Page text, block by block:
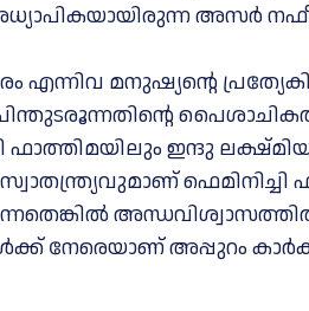
അസർ
എന്നിവ മനുഷ്യൻ്റെ
ഫാത്തിമയിലും ഇന്ദു
ഫെമിനിച്ചി
നേരെയാണ് അപ്പുറം